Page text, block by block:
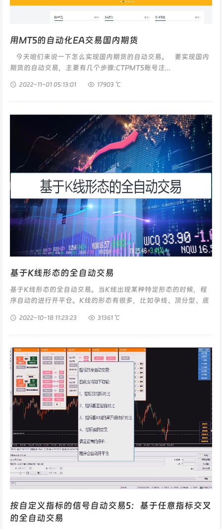
用MT5的自动化EA交易国内期货
今天咱们来说一下怎么实现国内期货的自动交易。 要实现国内
期货的自动交易，主要有几个步骤:CTPMT5账号注...
2022-11-01 05:13:01 17903 ℃
基于K线形态的全自动交易
基于K线形态的全自动交易。当K线出现某种特定形态的时候，程
序自动的进行开平仓。K线的形态有很多，比如孕线、顶分型、底
货的镍连续合约来演示一下。...
2022-10-18 11:23:23 31361 ℃
按自定义指标的信号自动交易5：基于任意指标交叉
的全自动交易